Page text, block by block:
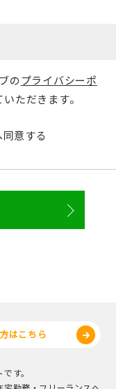
のプライバシーポ
ただきます。
意する
はこちら
す。